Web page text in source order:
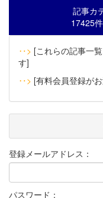
記事カ
17425
‥> [これらの記事一
す]
‥> [有料会員登録が
登録メールアドレス：
パスワード：